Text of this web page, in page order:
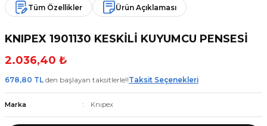
Tüm Özellikler Ürün Açıklaması
KNIPEX 1901130 KESKİLİ KUYUMCU PENSESİ
2.036,40 ₺
678,80 TL den başlayan taksitlerle!!Taksit Seçenekleri
Marka Knıpex